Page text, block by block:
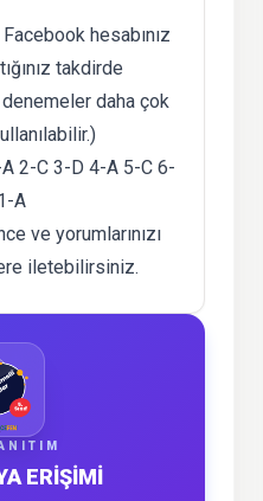
hesabınız
takdirde
daha çok
2-C 3-D 4-A 5-C 6-
A
ve yorumlarınızı
iletebilirsiniz.
ERİŞİMİ